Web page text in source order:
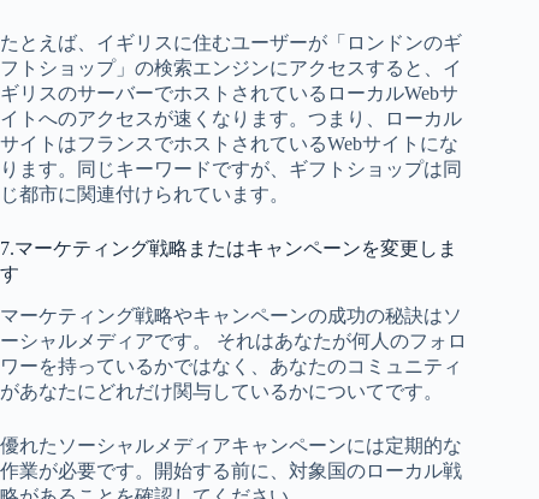
たとえば、イギリスに住むユーザーが「ロンドンのギ
フトショップ」の検索エンジンにアクセスすると、イ
ギリスのサーバーでホストされているローカルWebサ
イトへのアクセスが速くなります。つまり、ローカル
サイトはフランスでホストされているWebサイトにな
ります。同じキーワードですが、ギフトショップは同
じ都市に関連付けられています。
7.マーケティング戦略またはキャンペーンを変更しま
す
マーケティング戦略やキャンペーンの成功の秘訣はソ
ーシャルメディアです。 それはあなたが何人のフォロ
ワーを持っているかではなく、あなたのコミュニティ
があなたにどれだけ関与しているかについてです。
優れたソーシャルメディアキャンペーンには定期的な
作業が必要です。開始する前に、対象国のローカル戦